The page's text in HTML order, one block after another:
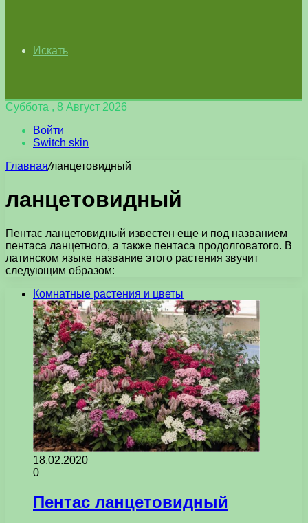
Искать
Суббота , 8 Август 2026
Войти
Switch skin
Главная/ланцетовидный
ланцетовидный
Пентас ланцетовидный известен еще и под названием
пентаса ланцетного, а также пентаса продолговатого. В
латинском языке название этого растения звучит
следующим образом:
Комнатные растения и цветы
18.02.2020
0
Пентас ланцетовидный